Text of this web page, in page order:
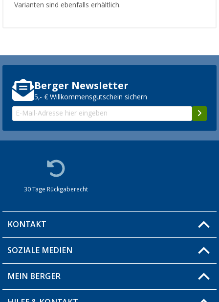
Varianten sind ebenfalls erhältlich.
Berger Newsletter
5,- € Willkommensgutschein sichern
30 Tage Rückgaberecht
KONTAKT
Du hast eine Frage?
Filiale finden
SOZIALE MEDIEN
MEIN BERGER